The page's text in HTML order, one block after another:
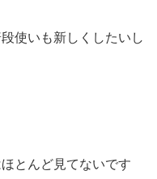
使いも新しくしたいし
とんど見てないです